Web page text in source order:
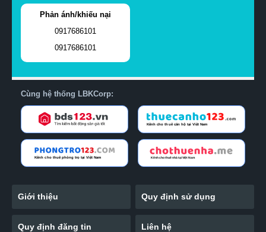
Phản ánh/khiếu nại
0917686101
0917686101
Cùng hệ thống LBKCorp:
Giới thiệu Quy định sử dụng
Quy định đăng tin Liên hệ